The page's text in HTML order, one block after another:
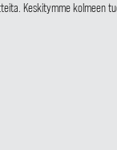
Keskitymme kolmeen